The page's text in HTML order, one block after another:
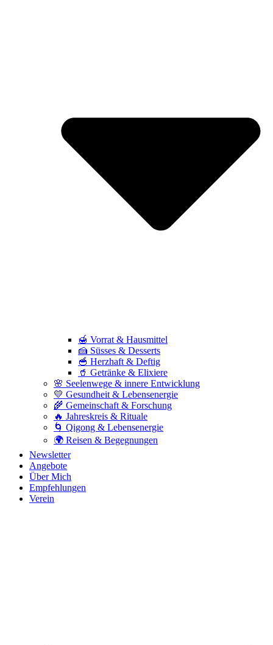
🍯 Vorrat & Hausmittel
🍰 Süsses & Desserts
🥣 Herzhaft & Deftig
🥤 Getränke & Elixiere
🌸 Seelenwege & innere Entwicklung
💛 Gesundheit & Lebensenergie
🌾 Gemeinschaft & Forschung
🔥 Jahreskreis & Rituale
🌀 Qigong & Lebensenergie
🌍 Reisen & Begegnungen
Newsletter
Angebote
Über Mich
Empfehlungen
Verein